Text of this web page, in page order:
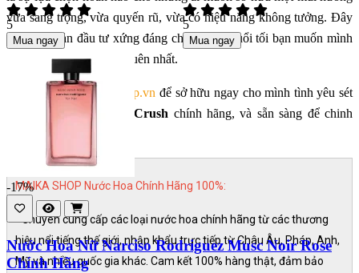
vừa sang trọng, vừa quyến rũ, vừa có hiệu năng không tưởng. Đây
là một khoản đầu tư xứng đáng cho những buổi tối bạn muốn mình
trở nên đặc biệt và khó quên nhất.
- Hãy đến vớiMaikaShop.vn để sở hữu ngay cho mình tình yêu sét
Mancera Instant Crush chính hãng, và sẵn sàng để chinh
phục mọi ánh nhìn.
MAIKA SHOP Nước Hoa Chính Hãng 100%:
- Chuyên cung cấp các loại nước hoa chính hãng từ các thương
hiệu nổi tiếng thế giới, nhập khẩu trực tiếp từ Châu Âu, Pháp, Anh,
Mỹ và nhiều quốc gia khác. Cam kết 100% hàng thật, đảm bảo
5
Mua ngay
5
Mua ngay
-17%
Nước Hoa Nữ Narciso Rodriguez Musc Noir Rose
Chính Hãng